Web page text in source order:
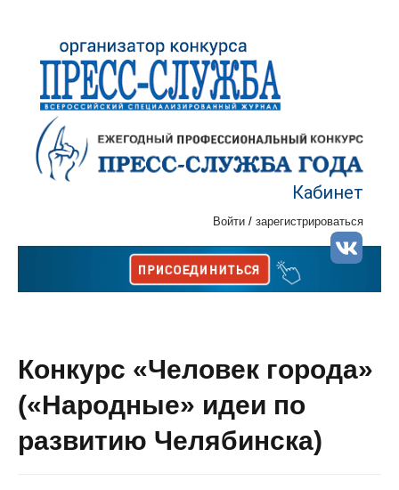
Кабинет
Войти / зарегистрироваться
Конкурс «Человек города»
(«Народные» идеи по
развитию Челябинска)